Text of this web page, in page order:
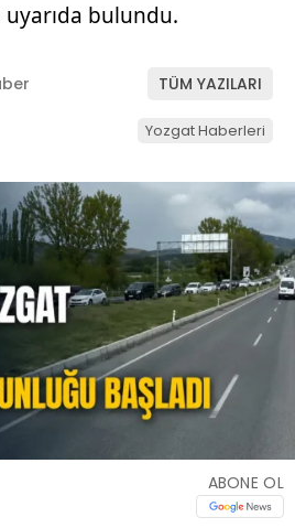
bulundu.
TÜM YAZILARI
Yozgat Haberleri
ABONE OL